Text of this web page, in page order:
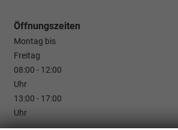
Öffnungszeiten
Montag bis
Freitag
08:00 - 12:00
Uhr
13:00 - 17:00
Uhr